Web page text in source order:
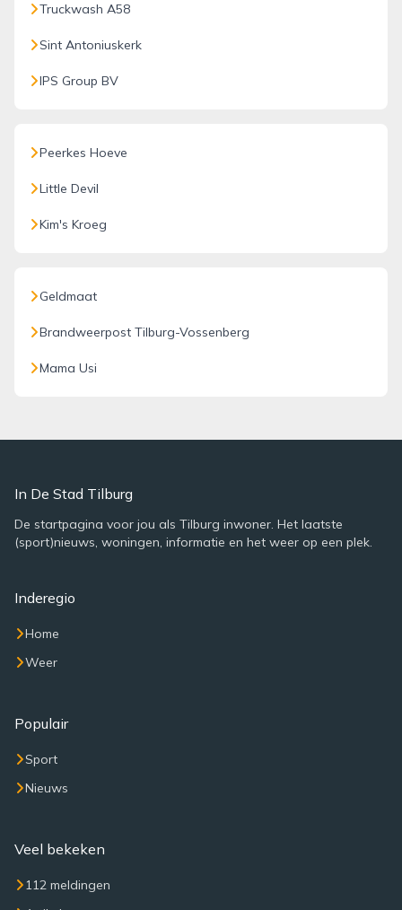
Truckwash A58
Sint Antoniuskerk
IPS Group BV
Peerkes Hoeve
Little Devil
Kim's Kroeg
Geldmaat
Brandweerpost Tilburg-Vossenberg
Mama Usi
In De Stad Tilburg
De startpagina voor jou als Tilburg inwoner. Het laatste
(sport)nieuws, woningen, informatie en het weer op een plek.
Inderegio
Home
Weer
Populair
Sport
Nieuws
Veel bekeken
112 meldingen